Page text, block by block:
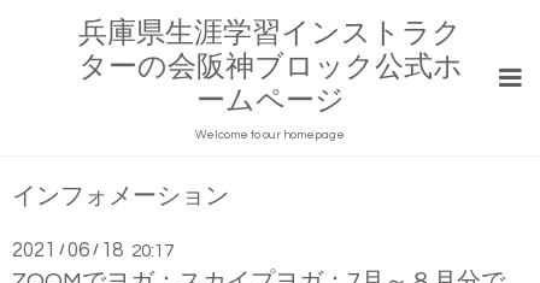
兵庫県生涯学習インストラク
ターの会阪神ブロック公式ホ
ームページ
Welcome to our homepage
インフォメーション
2021 /06 / 18 20:17